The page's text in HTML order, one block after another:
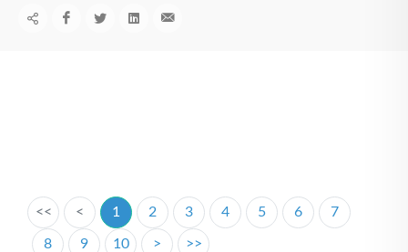
<< < 1 2 3 4 5 6 7
8 9 10 > >>